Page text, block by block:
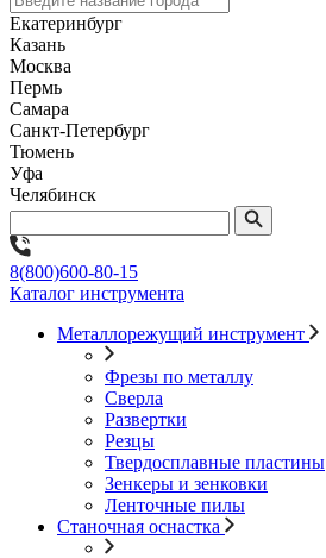
Екатеринбург
Казань
Москва
Пермь
Самара
Санкт-Петербург
Тюмень
Уфа
Челябинск
8(800)600-80-15
Каталог инструмента
Металлорежущий инструмент
Фрезы по металлу
Сверла
Развертки
Резцы
Твердосплавные пластины
Зенкеры и зенковки
Ленточные пилы
Станочная оснастка